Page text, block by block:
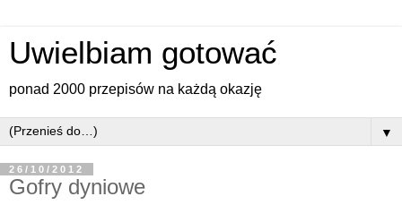
Uwielbiam gotować
ponad 2000 przepisów na każdą okazję
▼
26/10/2012
Gofry dyniowe